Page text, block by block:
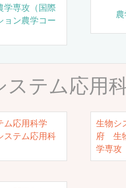
専攻（国際
ョン農学コー
ステム応用
ム応用科学
テム応用科
生物シ
府 生
学専攻